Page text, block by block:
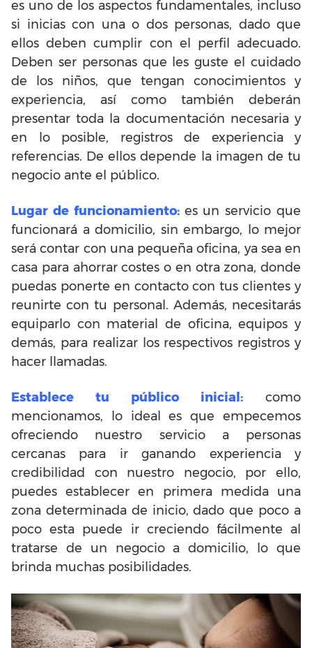
es uno de los aspectos fundamentales, incluso
si inicias con una o dos personas, dado que
ellos deben cumplir con el perfil adecuado.
Deben ser personas que les guste el cuidado
de los niños, que tengan conocimientos y
experiencia, así como también deberán
presentar toda la documentación necesaria y
en lo posible, registros de experiencia y
referencias. De ellos depende la imagen de tu
negocio ante el público.
Lugar de funcionamiento: es un servicio que
funcionará a domicilio, sin embargo, lo mejor
será contar con una pequeña oficina, ya sea en
casa para ahorrar costes o en otra zona, donde
puedas ponerte en contacto con tus clientes y
reunirte con tu personal. Además, necesitarás
equiparlo con material de oficina, equipos y
demás, para realizar los respectivos registros y
hacer llamadas.
Establece tu público inicial: como
mencionamos, lo ideal es que empecemos
ofreciendo nuestro servicio a personas
cercanas para ir ganando experiencia y
credibilidad con nuestro negocio, por ello,
puedes establecer en primera medida una
zona determinada de inicio, dado que poco a
poco esta puede ir creciendo fácilmente al
tratarse de un negocio a domicilio, lo que
brinda muchas posibilidades.